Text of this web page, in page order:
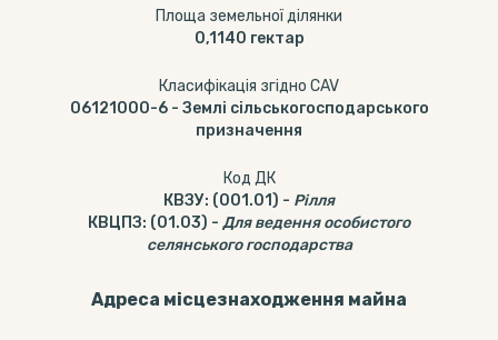
Площа земельної ділянки
0,1140 гектар
Класифікація згідно CAV
06121000-6- Землі сільськогосподарського
призначення
Код ДК
КВЗУ: (001.01) - Рілля
КВЦПЗ: (01.03) - Для ведення особистого
селянського господарства
Адреса місцезнаходження майна